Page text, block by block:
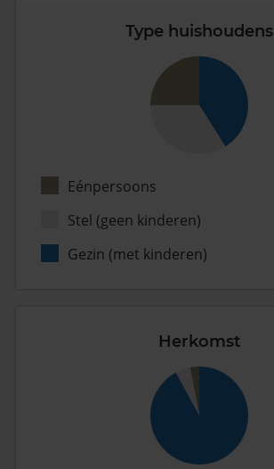
Type huishoudens
Eénpersoons
Stel (geen kinderen)
Gezin (met kinderen)
Herkomst